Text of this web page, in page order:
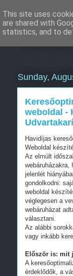
Sunday,
weboldal -
Havidíjas
Weboldal
Az elmúlt
jelenlét
gondolkodni:
weboldal
véglegesen a
webáruházat
választani.
Az alábbi
vagy inkább
Először is: mit
A
érdeklődők, a
This site uses
are shared with
statistics, and to